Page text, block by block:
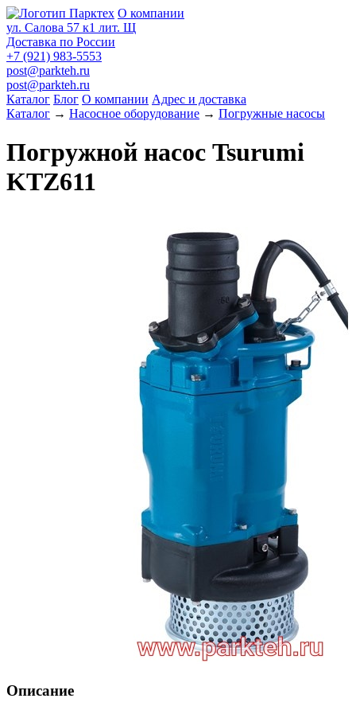
О компании
ул. Салова 57 к1 лит. Щ
Доставка по России
+7 (921) 983-5553
post@parkteh.ru
post@parkteh.ru
Каталог Блог О компании Адрес и доставка
Каталог → Насосное оборудование → Погружные насосы
Погружной насос Tsurumi
KTZ611
Описание